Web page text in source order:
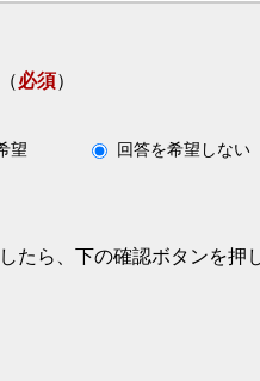
（必須）
望 回答を希望しない
たら、下の確認ボタンを押